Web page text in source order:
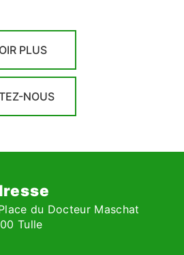
PLUS
NOUS
du Docteur Maschat
Tulle